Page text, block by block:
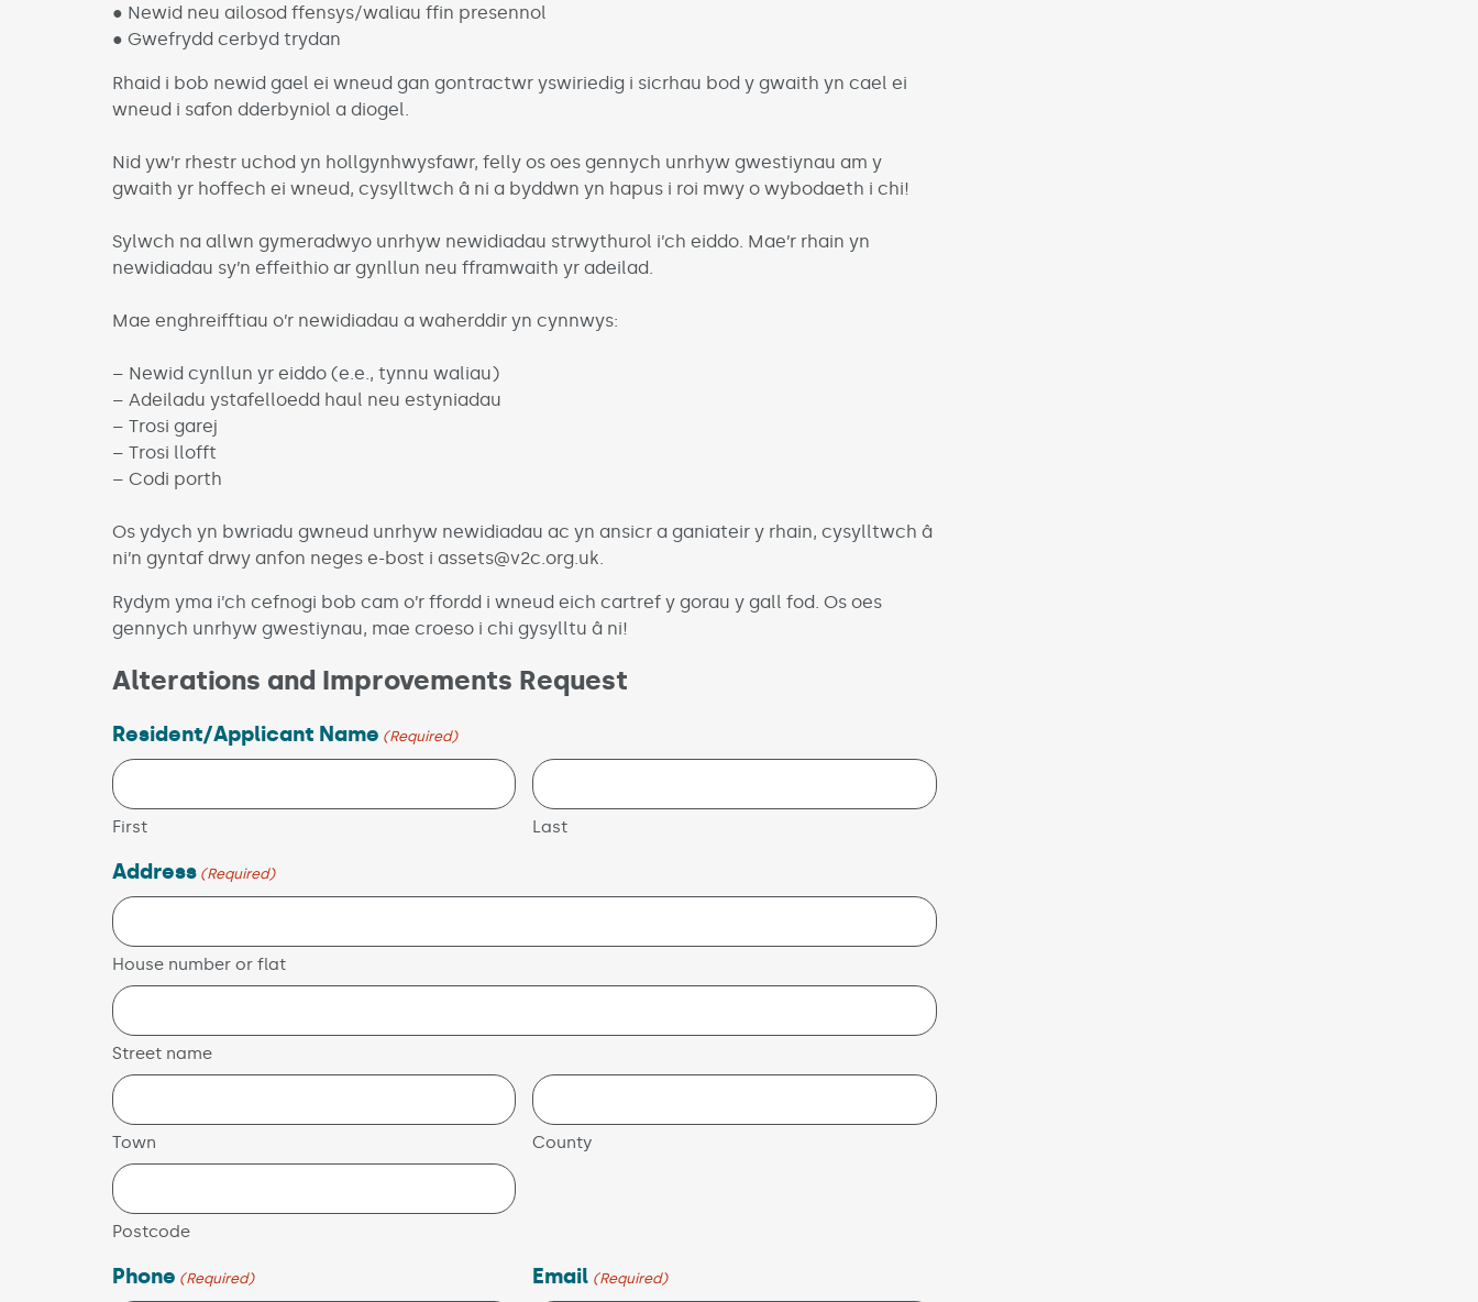
● Newid neu ailosod ffensys/waliau ffin presennol
● Gwefrydd cerbyd trydan
Rhaid i bob newid gael ei wneud gan gontractwr yswiriedig i sicrhau bod y gwaith yn cael ei
wneud i safon dderbyniol a diogel.
Nid yw’r rhestr uchod yn hollgynhwysfawr, felly os oes gennych unrhyw gwestiynau am y
gwaith yr hoffech ei wneud, cysylltwch â ni a byddwn yn hapus i roi mwy o wybodaeth i chi!
Sylwch na allwn gymeradwyo unrhyw newidiadau strwythurol i’ch eiddo. Mae’r rhain yn
newidiadau sy’n effeithio ar gynllun neu fframwaith yr adeilad.
Mae enghreifftiau o’r newidiadau a waherddir yn cynnwys:
– Newid cynllun yr eiddo (e.e., tynnu waliau)
– Adeiladu ystafelloedd haul neu estyniadau
– Trosi garej
– Trosi llofft
– Codi porth
Os ydych yn bwriadu gwneud unrhyw newidiadau ac yn ansicr a ganiateir y rhain, cysylltwch â
ni’n gyntaf drwy anfon neges e-bost i assets@v2c.org.uk.
Rydym yma i’ch cefnogi bob cam o’r ffordd i wneud eich cartref y gorau y gall fod. Os oes
gennych unrhyw gwestiynau, mae croeso i chi gysylltu â ni!
Alterations and Improvements Request
Resident/Applicant Name (Required)
First Last
Address (Required)
House number or flat
Street name
Town County
Postcode
Phone (Required) Email (Required)